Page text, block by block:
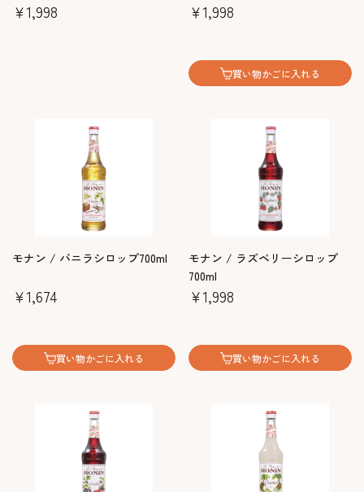
￥1,998 ￥1,998
買い物かごに入れる
モナン / バニラシロップ700ml
￥1,674
買い物かごに入れる
モナン / ラズベリーシロップ
700ml
￥1,998
買い物かごに入れる